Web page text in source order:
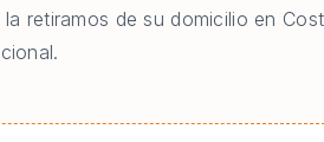
retiramos de su domicilio en